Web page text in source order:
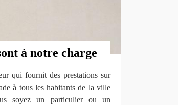
à notre charge
qui fournit des prestations sur
à tous les habitants de la ville
soyez un particulier ou un